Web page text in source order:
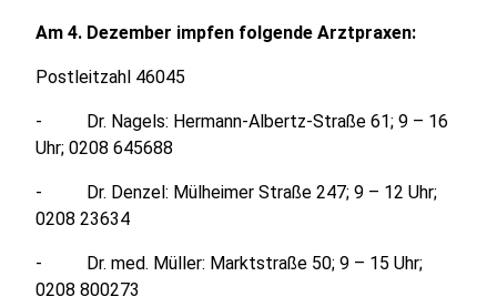
Am 4. Dezember impfen folgende Arztpraxen:
Postleitzahl 46045
- Dr. Nagels: Hermann-Albertz-Straße 61; 9 – 16
Uhr; 0208 645688
- Dr. Denzel: Mülheimer Straße 247; 9 – 12 Uhr;
0208 23634
- Dr. med. Müller: Marktstraße 50; 9 – 15 Uhr;
0208 800273